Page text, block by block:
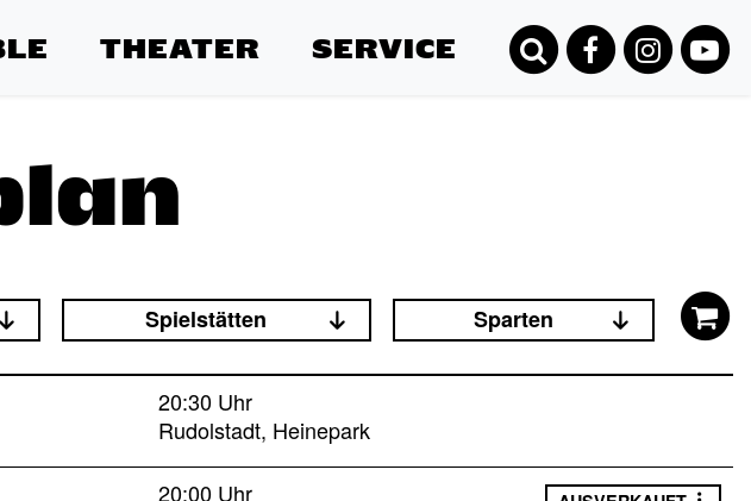
THEATER SERVICE
Spielstätten Sparten
20:30 Uhr
Rudolstadt, Heinepark
20:00 Uhr